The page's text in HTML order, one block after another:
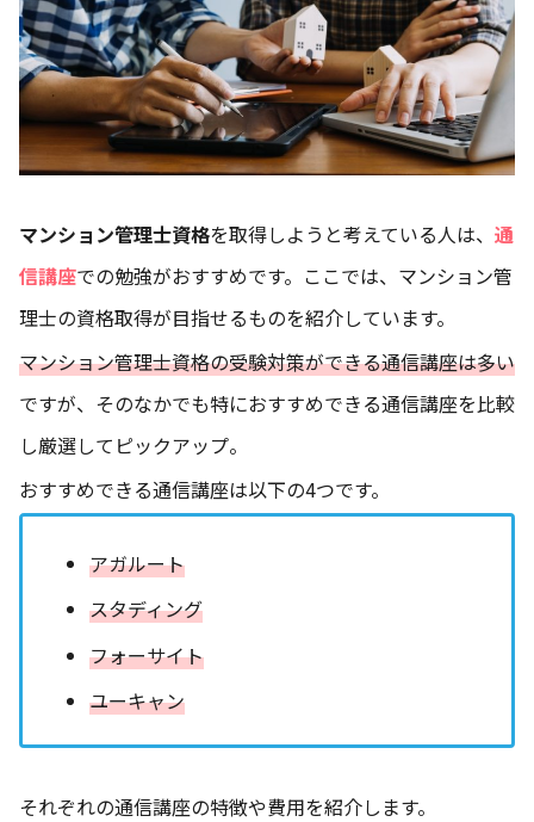
マンション管理士資格を取得しようと考えている人は、 通
信講座での勉強がおすすめです。ここでは、マンション管
理士の資格取得が目指せるものを紹介しています。
マンション管理士資格の受験対策ができる通信講座は多い
ですが、そのなかでも特におすすめできる通信講座を比較
し厳選してピックアップ。
おすすめできる通信講座は以下の4つです。
アガルート
スタディング
フォーサイト
ユーキャン
それぞれの通信講座の特徴や費用を紹介します。